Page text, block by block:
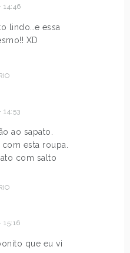
14:46
lindo…e essa
XD
14:53
ao sapato.
esta roupa.
com salto
15:16
que eu vi